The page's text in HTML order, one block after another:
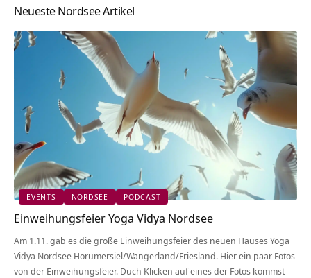
Neueste Nordsee Artikel
EVENTS NORDSEE PODCAST
Einweihungsfeier Yoga Vidya Nordsee
Am 1.11. gab es die große Einweihungsfeier des neuen Hauses Yoga
Vidya Nordsee Horumersiel/Wangerland/Friesland. Hier ein paar Fotos
von der Einweihungsfeier. Duch Klicken auf eines der Fotos kommst